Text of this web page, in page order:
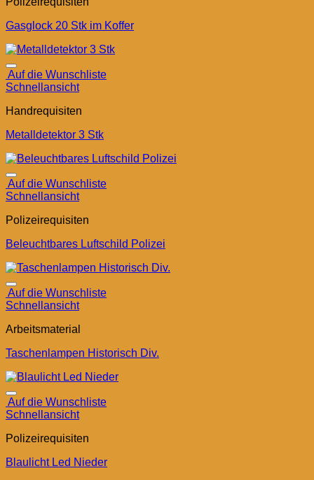
Gasglock 20 Stk im Koffer
Auf die Wunschliste
Schnellansicht
Handrequisiten
Metalldetektor 3 Stk
Auf die Wunschliste
Schnellansicht
Polizeirequisiten
Beleuchtbares Luftschild Polizei
Auf die Wunschliste
Schnellansicht
Arbeitsmaterial
Taschenlampen Historisch Div.
Auf die Wunschliste
Schnellansicht
Polizeirequisiten
Blaulicht Led Nieder